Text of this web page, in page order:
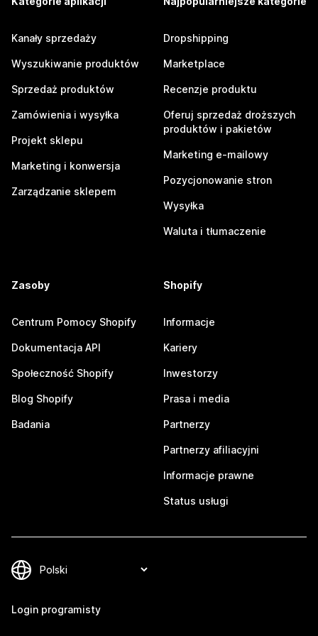
Kanały sprzedaży
Wyszukiwanie produktów
Sprzedaż produktów
Zamówienia i wysyłka
Projekt sklepu
Marketing i konwersja
Zarządzanie sklepem
Dropshipping
Marketplace
Recenzje produktu
Oferuj sprzedaż droższych
produktów i pakietów
Marketing e-mailowy
Pozycjonowanie stron
Wysyłka
Waluta i tłumaczenie
Zasoby
Centrum Pomocy Shopify
Dokumentacja API
Społeczność Shopify
Blog Shopify
Badania
Shopify
Informacje
Kariery
Inwestorzy
Prasa i media
Partnerzy
Partnerzy afiliacyjni
Informacje prawne
Status usługi
Login programisty